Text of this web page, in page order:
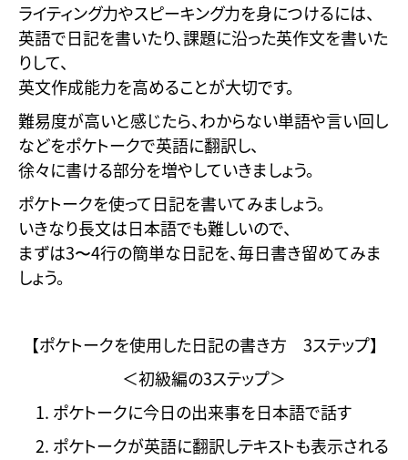
ライティング力やスピーキング力を身につけるには、
英語で日記を書いたり、課題に沿った英作文を書いた
りして、
英文作成能力を高めることが大切です。
難易度が高いと感じたら、わからない単語や言い回し
などをポケトークで英語に翻訳し、
徐々に書ける部分を増やしていきましょう。
ポケトークを使って日記を書いてみましょう。
いきなり長文は日本語でも難しいので、
まずは3〜4行の簡単な日記を、毎日書き留めてみま
しょう。
【ポケトークを使用した日記の書き方 3ステップ】
＜初級編の3ステップ＞
ポケトークに今日の出来事を日本語で話す
ポケトークが英語に翻訳しテキストも表示される